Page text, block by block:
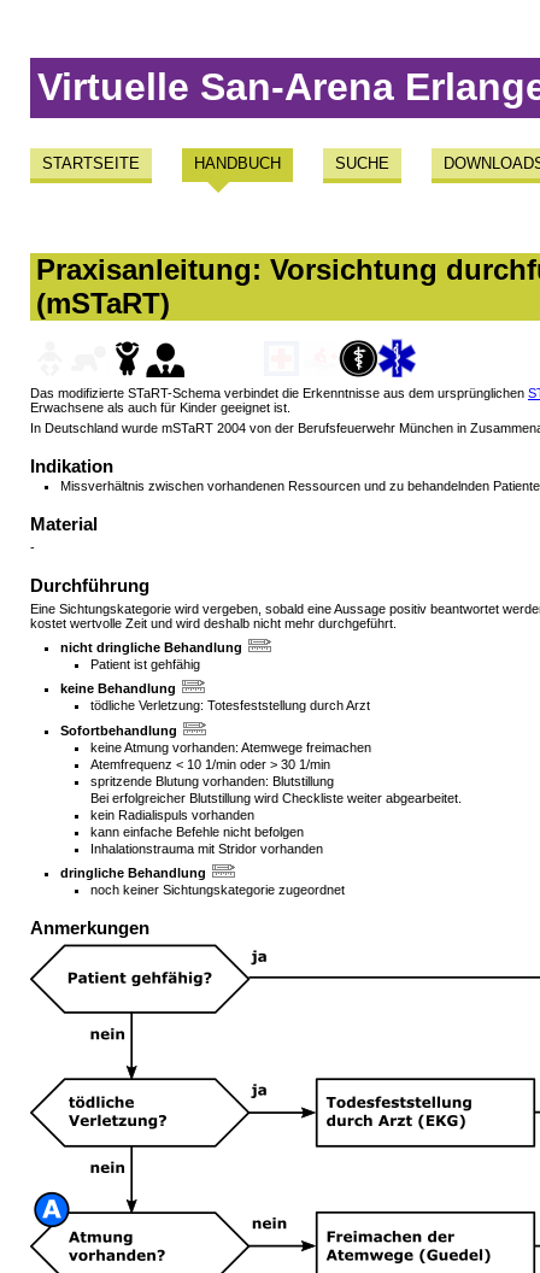
Virtuelle San-Arena
STARTSEITE HANDBUCH SUCHE
Praxisanleitung: Vorsichtung
(mSTaRT)
Das modifizierte STaRT-Schema verbindet die Erkenntnisse aus dem ursprünglichen
Erwachsene als auch für Kinder geeignet ist.
In Deutschland wurde mSTaRT 2004 von der Berufsfeuerwehr München in
Indikation
Missverhältnis zwischen vorhandenen Ressourcen und zu behandelnden
Material
-
Durchführung
Eine Sichtungskategorie wird vergeben, sobald eine Aussage positiv beantwortet
kostet wertvolle Zeit und wird deshalb nicht mehr durchgeführt.
nicht dringliche Behandlung
Patient ist gehfähig
keine Behandlung
tödliche Verletzung: Totesfeststellung durch Arzt
Sofortbehandlung
keine Atmung vorhanden: Atemwege freimachen
Atemfrequenz < 10 1/min oder > 30 1/min
spritzende Blutung vorhanden: Blutstillung
Bei erfolgreicher Blutstillung wird Checkliste weiter abgearbeitet.
kein Radialispuls vorhanden
kann einfache Befehle nicht befolgen
Inhalationstrauma mit Stridor vorhanden
dringliche Behandlung
noch keiner Sichtungskategorie zugeordnet
Anmerkungen